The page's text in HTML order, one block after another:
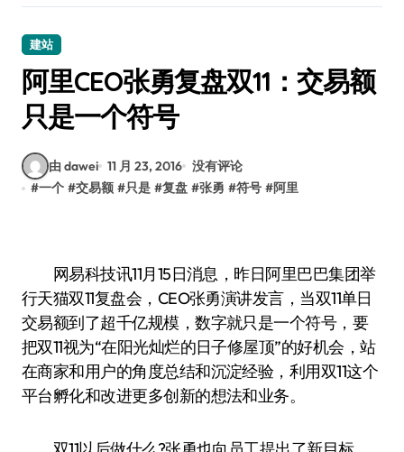
建站
阿里CEO张勇复盘双11：交易额
只是一个符号
由 dawei 11 月 23, 2016 没有评论
#一个 #交易额 #只是 #复盘 #张勇 #符号 #阿里
网易科技讯11月15日消息，昨日阿里巴巴集团举
行天猫双11复盘会，CEO张勇演讲发言，当双11单日
交易额到了超千亿规模，数字就只是一个符号，要
把双11视为“在阳光灿烂的日子修屋顶”的好机会，站
在商家和用户的角度总结和沉淀经验，利用双11这个
平台孵化和改进更多创新的想法和业务。